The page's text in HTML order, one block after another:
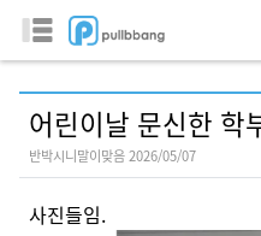
어린이날 문신한 학
반박시니말이맞음 2026/05/07
사진들임.